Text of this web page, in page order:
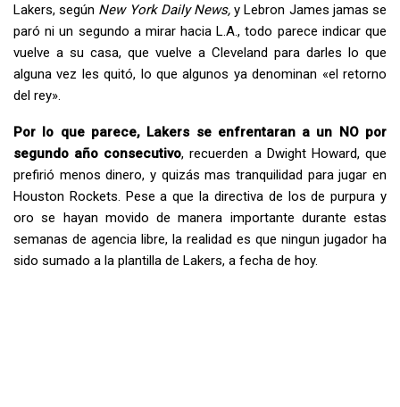
Lakers, según New York Daily News,y Lebron James jamas se
paró ni un segundo a mirar hacia L.A., todo parece indicar que
vuelve a su casa, que vuelve a Cleveland para darles lo que
alguna vez les quitó, lo que algunos ya denominan «el retorno
del rey».
Por lo que parece, Lakers se enfrentaran a un NO por
segundo año consecutivo, recuerden a Dwight Howard, que
prefirió menos dinero, y quizás mas tranquilidad para jugar en
Houston Rockets. Pese a que la directiva de los de purpura y
oro se hayan movido de manera importante durante estas
semanas de agencia libre, la realidad es que ningun jugador ha
sido sumado a la plantilla de Lakers, a fecha de hoy.